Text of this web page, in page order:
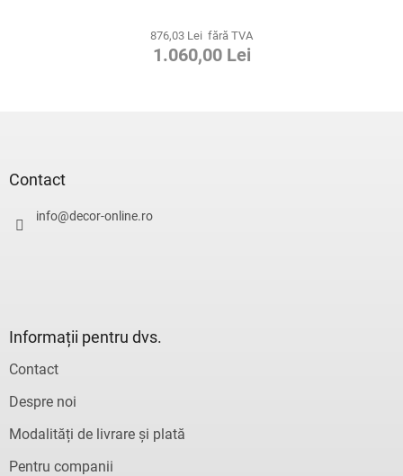
876,03 Lei fără TVA
1.060,00 Lei
Contact
info@decor-online.ro
Informații pentru dvs.
Contact
Despre noi
Modalități de livrare și plată
Pentru companii